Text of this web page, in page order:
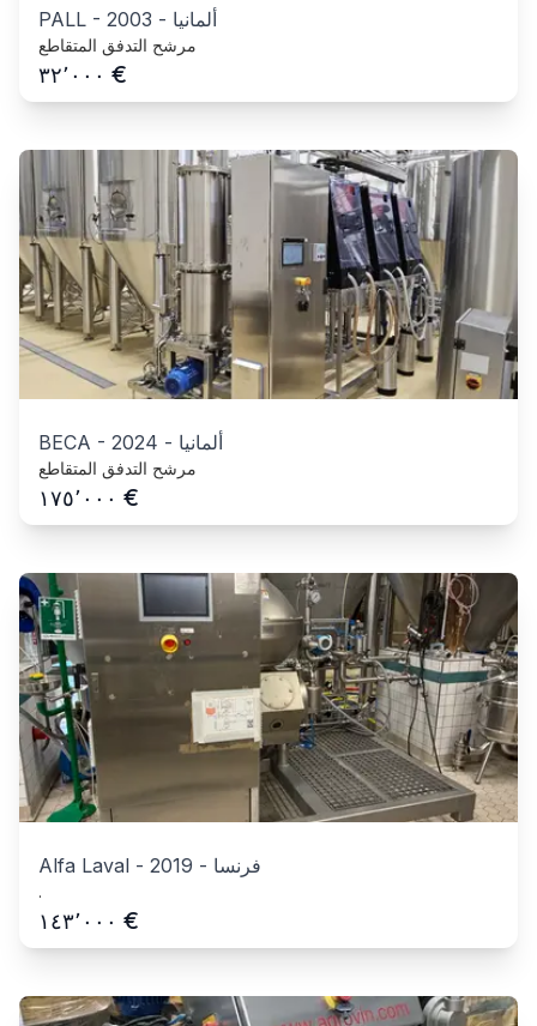
PALL - 2003 - ألمانيا
مرشح التدفق المتقاطع
٣٢٬٠٠٠ €
BECA - 2024 - ألمانيا
مرشح التدفق المتقاطع
١٧٥٬٠٠٠ €
Alfa Laval - 2019 - فرنسا
.
١٤٣٬٠٠٠ €